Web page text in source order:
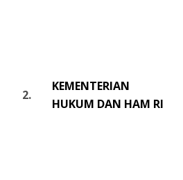
2.
KEMENTERIAN
HUKUM DAN HAM RI